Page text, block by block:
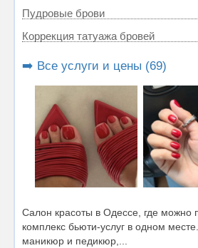
Пудровые брови
Коррекция татуажа бровей
➡️ Все услуги и цены (69)
Салон красоты в Одессе, где можно
комплекс бьюти-услуг в одном
маникюр и педикюр,...